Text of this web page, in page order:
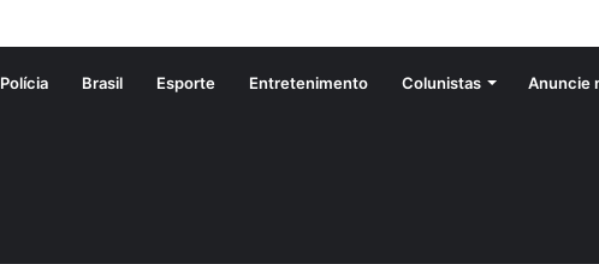
Polícia Brasil Esporte Entretenimento Colunistas Anuncie